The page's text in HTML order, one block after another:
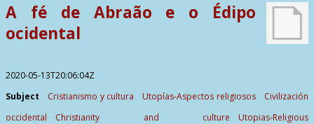
A fé de Abraão e o Édipo
ocidental
2020-05-13T20:06:04Z
Subject
Cristianismo y cultura Utopías-Aspectos religiosos
Civilización
occidental
Christianity and culture
Utopias-Religious